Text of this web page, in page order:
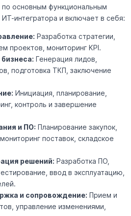
по основным функциональным
интегратора и включает в себя:
Разработка стратегии,
проектов, мониторинг KPI.
Генерация лидов,
подготовка ТКП, заключение
Инициация, планирование,
контроль и завершение
и ПО: Планирование закупок,
поставок, складское
решений: Разработка ПО,
ввод в эксплуатацию,
и сопровождение: Прием и
управление изменениями,